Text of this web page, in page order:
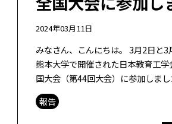
2024年03月11日
みなさん、こんにちは。 3月2日と3
熊本大学で開催された日本教育工
国大会（第44回大会）に参加しま
とって初めての熊本にいき、日本教
加でもありました。全体を […]
報告